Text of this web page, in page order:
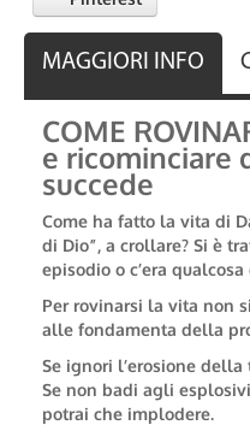
MAGGIORI INFO
COME
e ricominciare
succede
Come ha fatto la vita di
di Dio”, a crollare? Si è
episodio o c’era
Per rovinarsi la vita non
alle fondamenta della
Se ignori l’erosione
Se non badi agli esplosivi
potrai che implodere.